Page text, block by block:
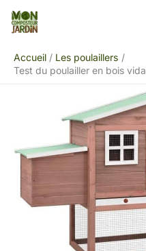
Aller
Accueil
Les poulaillers
Test du poulailler en bois
Rechercher